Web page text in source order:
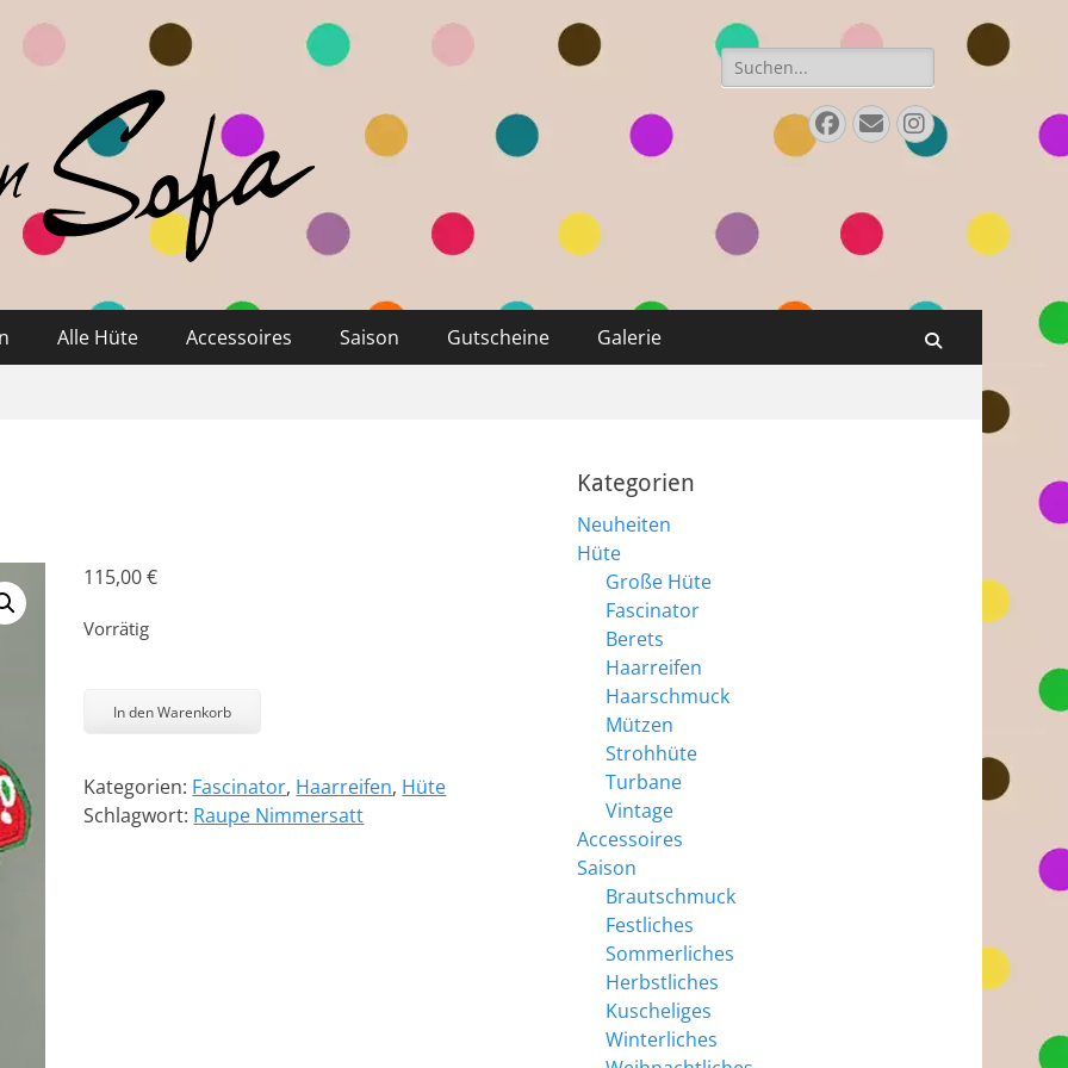
Suchen
nach:
Facebook
E-
Mail
Instagram
Alle Hüte Accessoires Saison Gutscheine Galerie
115,00€
Vorrätig
Appetit
In den Warenkorb
Kategorien: Fascinator, Haarreifen, Hüte
Schlagwort: Raupe Nimmersatt
Kategorien
Neuheiten
Hüte
Große Hüte
Fascinator
Berets
Haarreifen
Haarschmuck
Mützen
Strohhüte
Turbane
Vintage
Accessoires
Saison
Brautschmuck
Festliches
Sommerliches
Herbstliches
Kuscheliges
Winterliches